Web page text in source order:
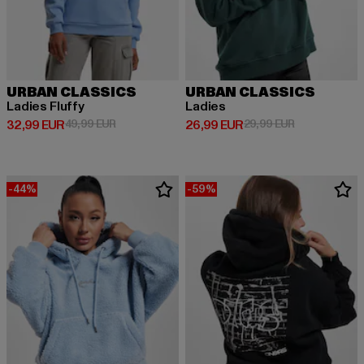
URBAN CLASSICS
Ladies Fluffy
32,99 EUR
Derzeitiger Preis: 32,99 EUR
49,99 EURAktionspreis: 49,99 EUR
URBAN CLASSICS
Ladies
26,99 EUR
Derzeitiger Preis: 26,99 EUR
29,99 EURAktionspreis:
-44% -59%